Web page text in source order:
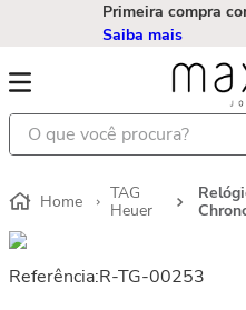
Primeira compra
Saiba mais
O que você procura?
TAG
Heuer
Referência:R-TG-00253